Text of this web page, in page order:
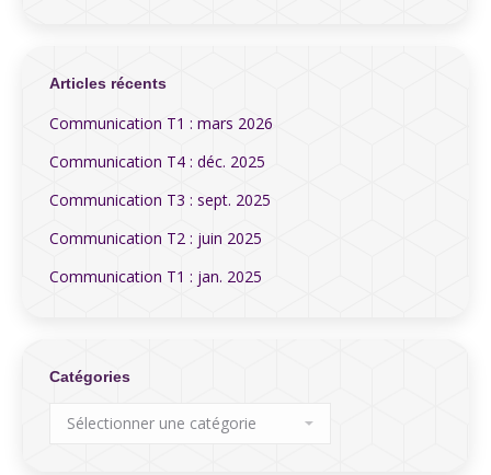
Articles récents
Communication T1 : mars 2026
Communication T4 : déc. 2025
Communication T3 : sept. 2025
Communication T2 : juin 2025
Communication T1 : jan. 2025
Catégories
Catégories